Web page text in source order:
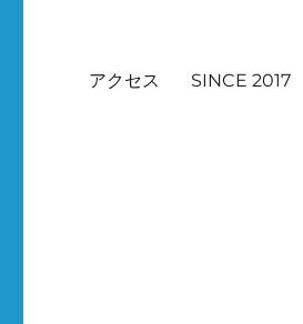
アクセス SINCE 2017